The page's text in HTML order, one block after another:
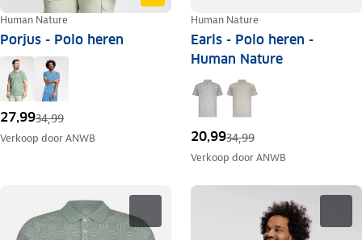
Human Nature
Porjus - Polo heren
27,9934,99
Verkoop doorANWB
Human Nature
Earls - Polo heren -
Human Nature
20,9934,99
Verkoop doorANWB